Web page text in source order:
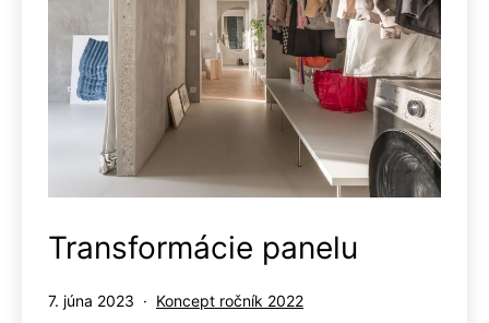
Transformácie panelu
Publikované
7. júna 2023
Kategorizované
Koncept ročník 2022